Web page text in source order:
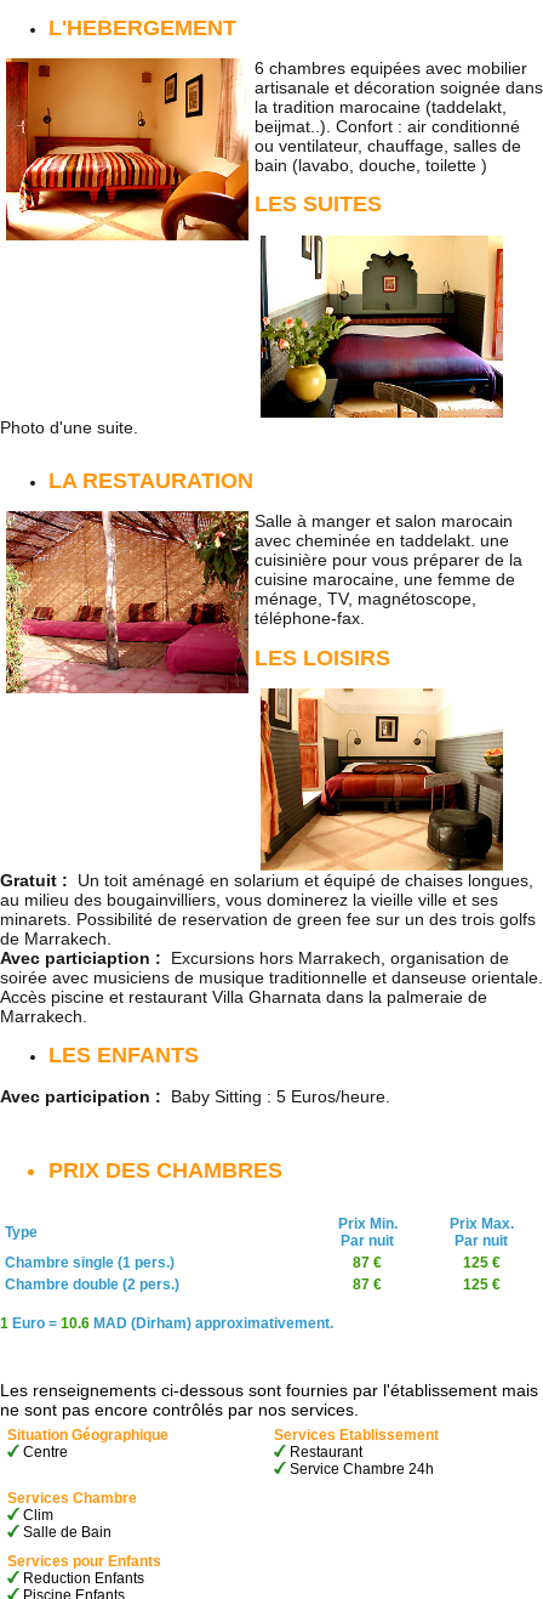
L'HEBERGEMENT
6 chambres equipées avec mobilier
artisanale et décoration soignée dans
la tradition marocaine (taddelakt,
beijmat..). Confort : air conditionné
ou ventilateur, chauffage, salles de
bain (lavabo, douche, toilette )
LES SUITES
Photo d'une suite.
LA RESTAURATION
Salle à manger et salon marocain
avec cheminée en taddelakt. une
cuisinière pour vous préparer de la
cuisine marocaine, une femme de
ménage, TV, magnétoscope,
téléphone-fax.
LES LOISIRS
Gratuit :
Un toit aménagé en solarium et équipé de chaises longues,
au milieu des bougainvilliers, vous dominerez la vieille ville et ses
minarets. Possibilité de reservation de green fee sur un des trois golfs
de Marrakech.
Avec particiaption :
Excursions hors Marrakech, organisation de
soirée avec musiciens de musique traditionnelle et danseuse orientale.
Accès piscine et restaurant Villa Gharnata dans la palmeraie de
Marrakech.
LES ENFANTS
Avec participation : Baby Sitting : 5 Euros/heure.
PRIX DES CHAMBRES
Type
Prix Min.
Par nuit
Prix Max.
Par nuit
Chambre single (1 pers.)
87 €
125 €
Chambre double (2 pers.)
87 € 125 €
1 Euro = 10.6 MAD (Dirham) approximativement.
Les renseignements ci-dessous sont fournies par l'établissement mais
ne sont pas encore contrôlés par nos services.
Situation Géographique
Centre
Services Etablissement
Restaurant
Service Chambre 24h
Services Chambre
Clim
Salle de Bain
Services pour Enfants
Reduction Enfants
Piscine Enfants